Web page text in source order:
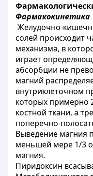
Фармакокинетика
Желудочно-
солей происходит
механизма, в
играет
абсорбции не
магний
внутриклеточном
которых примерно
костной ткани, а
поперечно-
Выведение магния
меньшей мере 1/3
магния.
Пиридоксин